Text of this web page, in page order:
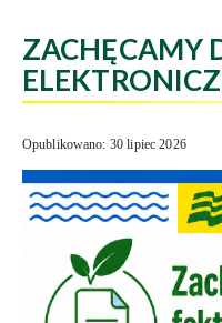
ZACHĘCAMY
Opublikowano: 30 lipiec 2026